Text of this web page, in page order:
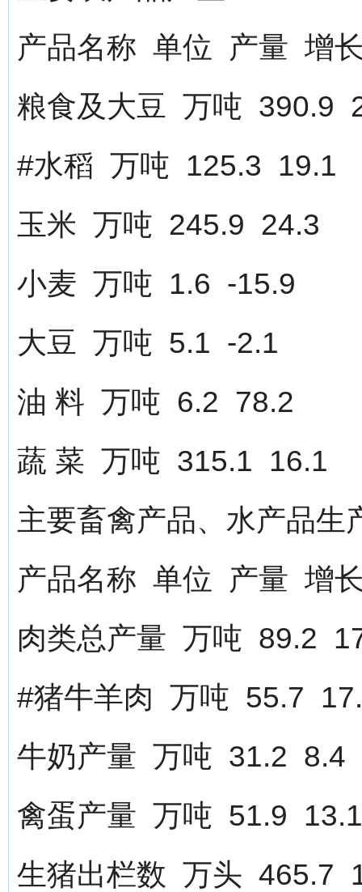
产品名称 单位 产量 增
粮食及大豆 万吨 390.9
#水稻 万吨 125.3 19.1
玉米 万吨 245.9 24.3
小麦 万吨 1.6 -15.9
大豆 万吨 5.1 -2.1
油 料 万吨 6.2 78.2
蔬 菜 万吨 315.1 16.1
主要畜禽产品、水产品生
产品名称 单位 产量 增
肉类总产量 万吨 89.2
#猪牛羊肉 万吨 55.7
牛奶产量 万吨 31.2 8.4
禽蛋产量 万吨 51.9 13.1
生猪出栏数 万头 465.7